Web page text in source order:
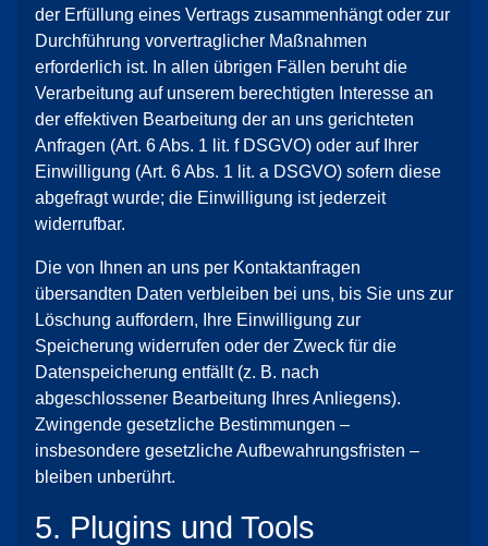
der Erfüllung eines Vertrags zusammenhängt oder zur
Durchführung vorvertraglicher Maßnahmen
erforderlich ist. In allen übrigen Fällen beruht die
Verarbeitung auf unserem berechtigten Interesse an
der effektiven Bearbeitung der an uns gerichteten
Anfragen (Art. 6 Abs. 1 lit. f DSGVO) oder auf Ihrer
Einwilligung (Art. 6 Abs. 1 lit. a DSGVO) sofern diese
abgefragt wurde; die Einwilligung ist jederzeit
widerrufbar.
Die von Ihnen an uns per Kontaktanfragen
übersandten Daten verbleiben bei uns, bis Sie uns zur
Löschung auffordern, Ihre Einwilligung zur
Speicherung widerrufen oder der Zweck für die
Datenspeicherung entfällt (z. B. nach
abgeschlossener Bearbeitung Ihres Anliegens).
Zwingende gesetzliche Bestimmungen –
insbesondere gesetzliche Aufbewahrungsfristen –
bleiben unberührt.
5. Plugins und Tools